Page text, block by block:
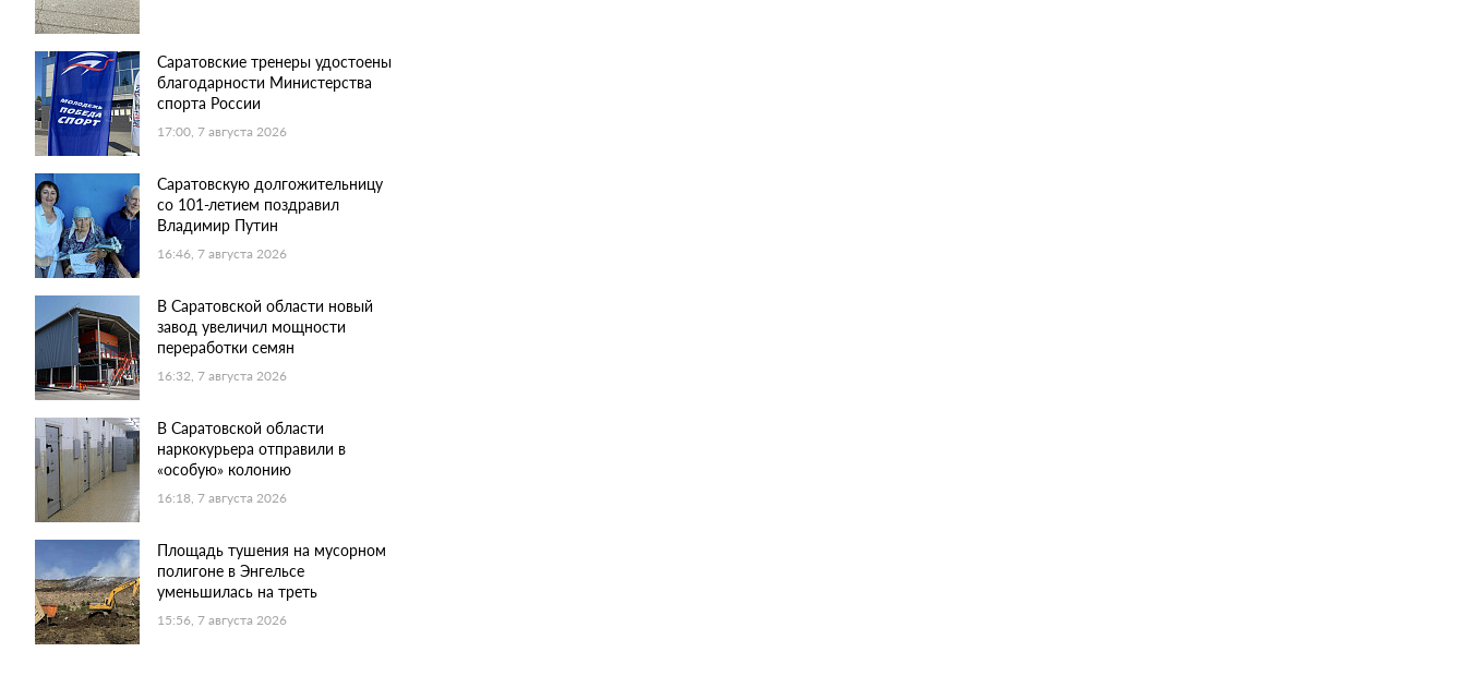
Саратовские тренеры удостоены
благодарности Министерства
спорта России
17:00, 7 августа 2026
Саратовскую долгожительницу
со 101-летием поздравил
Владимир Путин
16:46, 7 августа 2026
В Саратовской области новый
завод увеличил мощности
переработки семян
16:32, 7 августа 2026
В Саратовской области
наркокурьера отправили в
«особую» колонию
16:18, 7 августа 2026
Площадь тушения на мусорном
полигоне в Энгельсе
уменьшилась на треть
15:56, 7 августа 2026